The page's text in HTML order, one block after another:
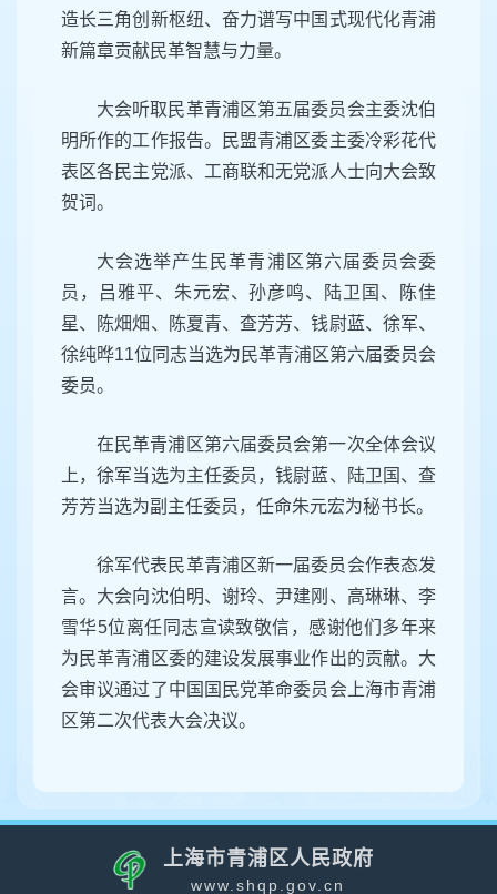
造长三角创新枢纽、奋力谱写中国式现代化青浦
新篇章贡献民革智慧与力量。
大会听取民革青浦区第五届委员会主委沈伯
明所作的工作报告。民盟青浦区委主委冷彩花代
表区各民主党派、工商联和无党派人士向大会致
贺词。
大会选举产生民革青浦区第六届委员会委
员，吕雅平、朱元宏、孙彦鸣、陆卫国、陈佳
星、陈畑畑、陈夏青、查芳芳、钱尉蓝、徐军、
徐纯晔11位同志当选为民革青浦区第六届委员会
委员。
在民革青浦区第六届委员会第一次全体会议
上，徐军当选为主任委员，钱尉蓝、陆卫国、查
芳芳当选为副主任委员，任命朱元宏为秘书长。
徐军代表民革青浦区新一届委员会作表态发
言。大会向沈伯明、谢玲、尹建刚、高琳琳、李
雪华5位离任同志宣读致敬信，感谢他们多年来
为民革青浦区委的建设发展事业作出的贡献。大
会审议通过了中国国民党革命委员会上海市青浦
区第二次代表大会决议。
上海市青浦区人民政府
www.shqp.gov.cn